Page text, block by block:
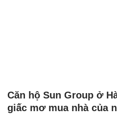
Căn hộ Sun Group ở
giấc mơ mua nhà của